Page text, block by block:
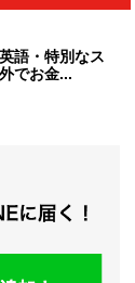
語・特別なス
でお金...